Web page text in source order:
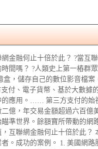
金融何止十倍於此？ ?當互
間嗎？ ?人類史上第一樁群
，儲存自己的數位影音檔
付、電子貨幣、基於大數據
應用。…… 第三方支付的始
億，年交易金額超過六百億
準世界。餘額寶所帶動的網
互聯網金融何止十倍於此？
。成功的案例。 1. 美國網路